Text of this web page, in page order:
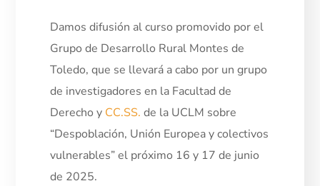
Damos difusión al curso promovido por el
Grupo de Desarrollo Rural Montes de
Toledo, que se llevará a cabo por un grupo
de investigadores en la Facultad de
Derecho y CC.SS. de la UCLM sobre
“Despoblación, Unión Europea y colectivos
vulnerables” el próximo 16 y 17 de junio
de 2025.